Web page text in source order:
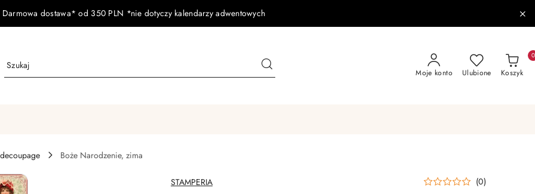
Darmowa dostawa* od 350 PLN *nie dotyczy kalendarzy adwentowych
Moje konto Ulubione Koszyk
0
Boże Narodzenie, zima
NAZWA
PRODUCENTA:
STAMPERIA (0)